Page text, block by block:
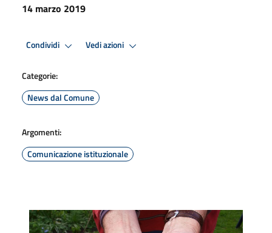
14 marzo 2019
Condividi Vedi azioni
Categorie:
News dal Comune
Argomenti:
Comunicazione istituzionale